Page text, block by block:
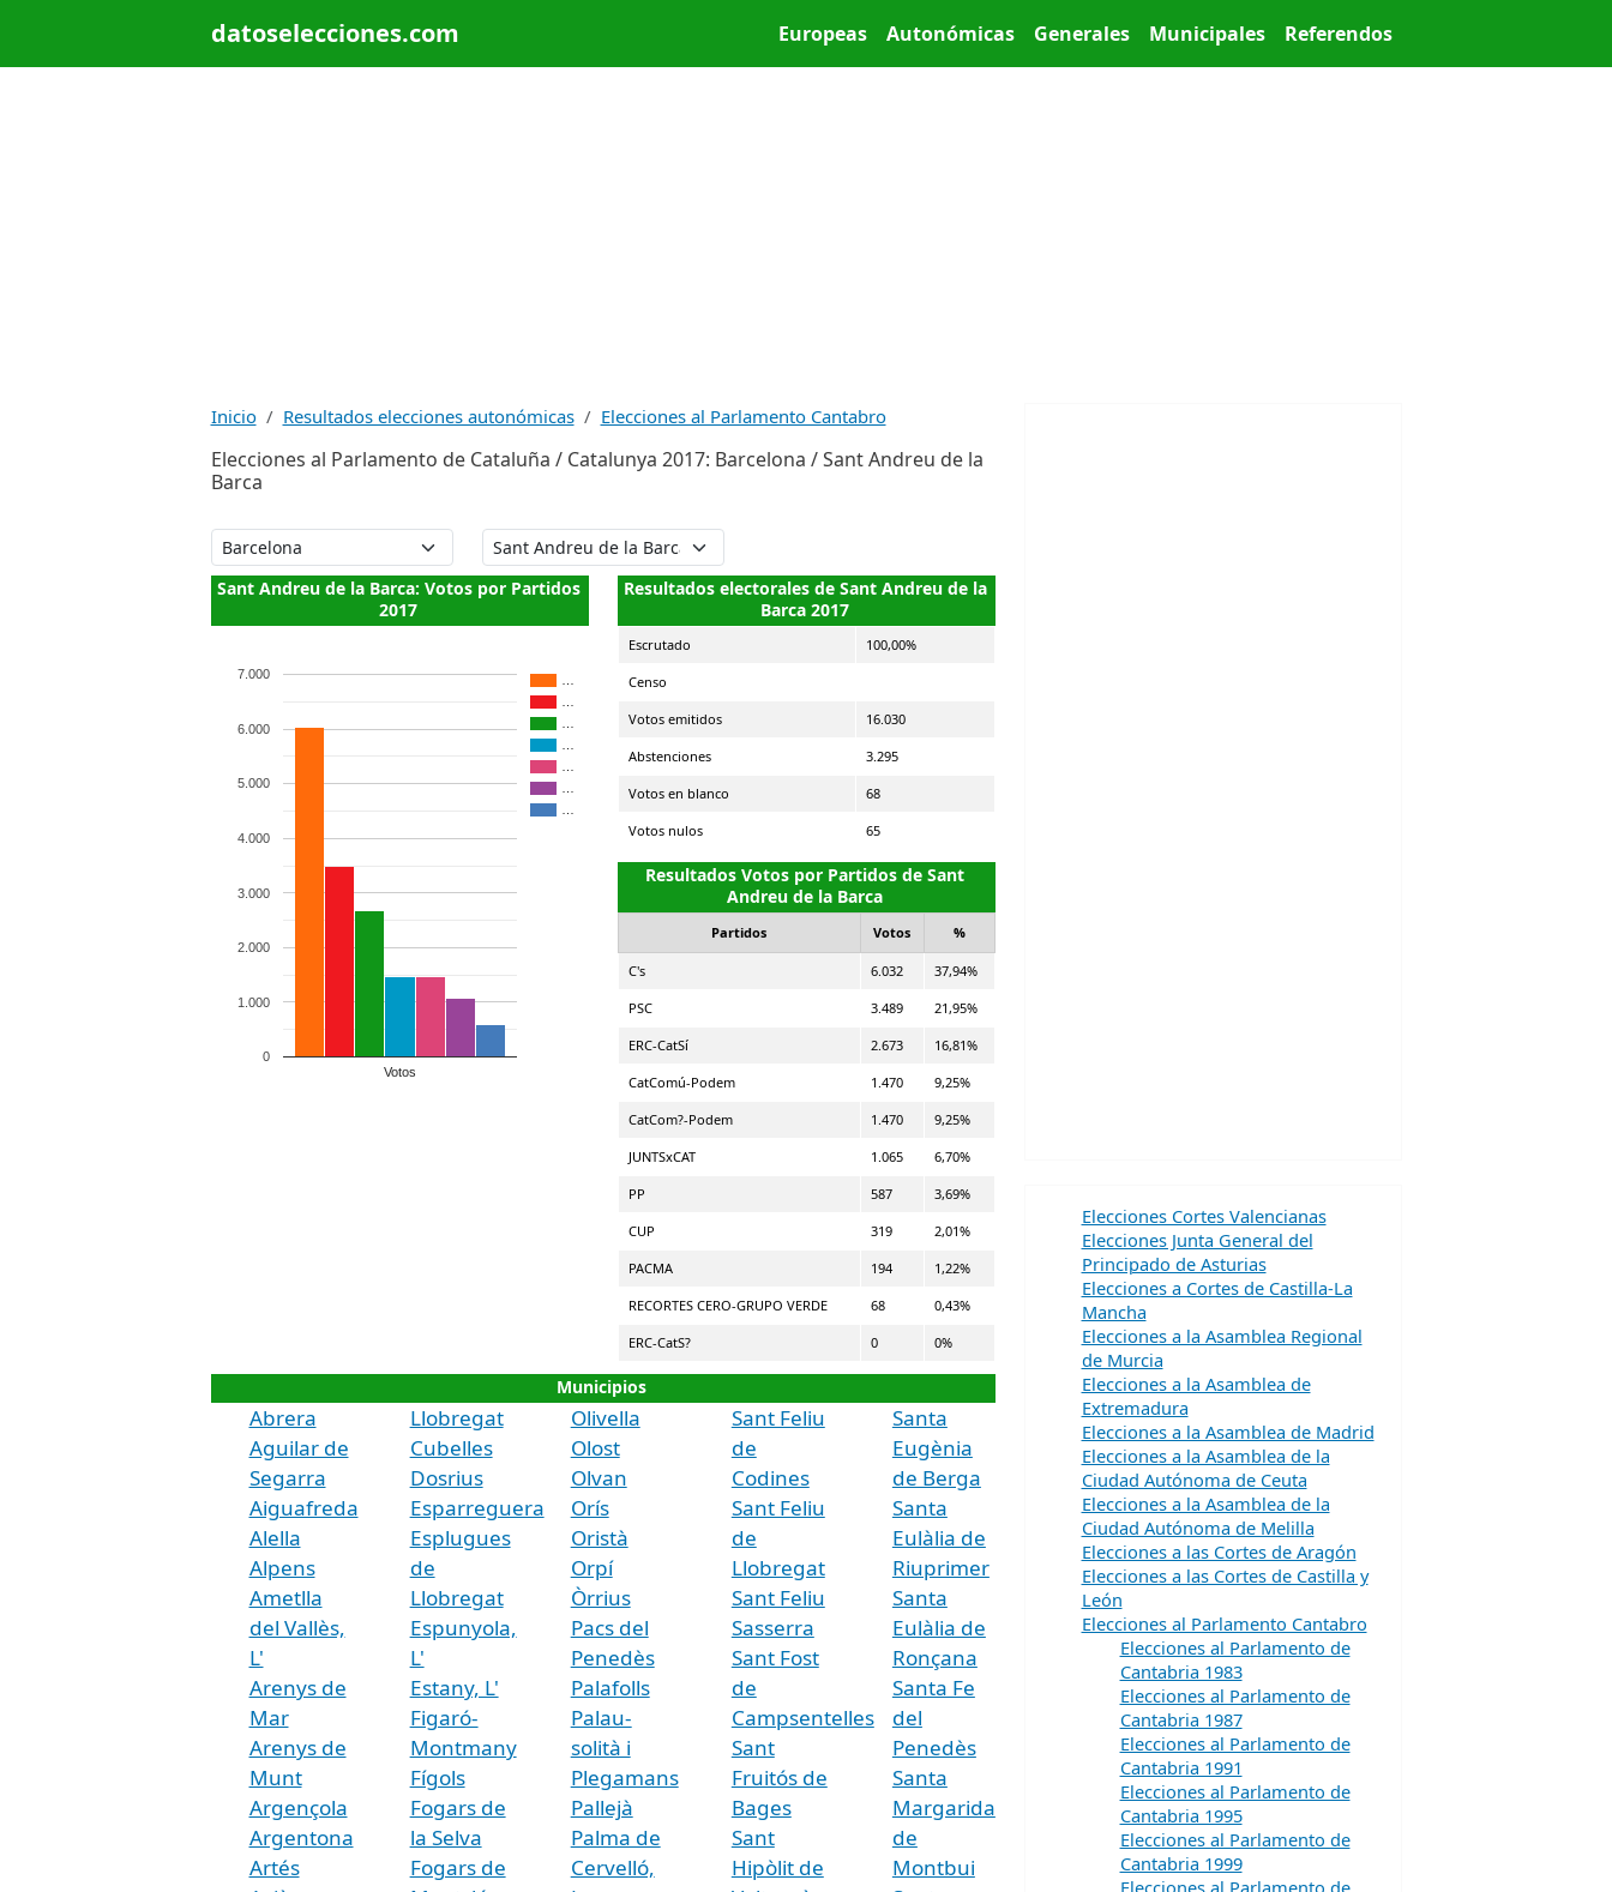
datoselecciones.com Main menu
Europeas Autonómicas Generales Municipales Referendos
Inicio Resultados elecciones autonómicas Elecciones al Parlamento Cantabro
Elecciones al Parlamento de Cataluña / Catalunya 2017: Barcelona / Sant Andreu de la
Barca
Sant Andreu de la Barca: Votos por Partidos
2017
Votos
0
1.000
2.000
3.000
4.000
5.000
6.000
7.000
Resultados electorales de Sant Andreu de la
Barca 2017
Escrutado 100,00%
Censo
Votos emitidos 16.030
Abstenciones 3.295
Votos en blanco 68
Votos nulos 65
Resultados Votos por Partidos de Sant
Andreu de la Barca
Partidos Votos %
C's 6.032 37,94%
PSC 3.489 21,95%
ERC-CatSí 2.673 16,81%
CatComú-Podem 1.470 9,25%
CatCom?-Podem 1.470 9,25%
JUNTSxCAT 1.065 6,70%
PP 587 3,69%
CUP 319 2,01%
PACMA 194 1,22%
RECORTES CERO-GRUPO VERDE 68 0,43%
ERC-CatS? 0 0%
Municipios
Abrera
Aguilar de
Segarra
Aiguafreda
Alella
Alpens
Ametlla
del Vallès,
L'
Arenys de
Mar
Arenys de
Munt
Argençola
Argentona
Artés
Llobregat
Cubelles
Dosrius
Esparreguera
Esplugues
de
Llobregat
Espunyola,
L'
Estany, L'
Figaró-
Montmany
Fígols
Fogars de
la Selva
Fogars de
Olivella
Olost
Olvan
Orís
Oristà
Orpí
Òrrius
Pacs del
Penedès
Palafolls
Palau-
solità i
Plegamans
Pallejà
Palma de
Cervelló,
Sant Feliu
de
Codines
Sant Feliu
de
Llobregat
Sant Feliu
Sasserra
Sant Fost
de
Campsentelles
Sant
Fruitós de
Bages
Sant
Hipòlit de
Santa
Eugènia
de Berga
Santa
Eulàlia de
Riuprimer
Santa
Eulàlia de
Ronçana
Santa Fe
del
Penedès
Santa
Margarida
de
Montbui
Elecciones Cortes Valencianas
Elecciones Junta General del
Principado de Asturias
Elecciones a Cortes de Castilla-La
Mancha
Elecciones a la Asamblea Regional
de Murcia
Elecciones a la Asamblea de
Extremadura
Elecciones a la Asamblea de Madrid
Elecciones a la Asamblea de la
Ciudad Autónoma de Ceuta
Elecciones a la Asamblea de la
Ciudad Autónoma de Melilla
Elecciones a las Cortes de Aragón
Elecciones a las Cortes de Castilla y
León
Elecciones al Parlamento Cantabro
Elecciones al Parlamento de
Cantabria 1983
Elecciones al Parlamento de
Cantabria 1987
Elecciones al Parlamento de
Cantabria 1991
Elecciones al Parlamento de
Cantabria 1995
Elecciones al Parlamento de
Cantabria 1999
Elecciones al Parlamento de